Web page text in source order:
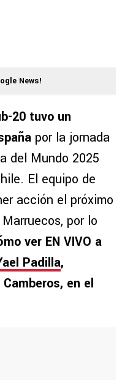
News!
20 tuvo un
por la jornada
del Mundo 2025
El equipo de
acción el próximo
por lo
ver EN VIVO a
Padilla,
en el